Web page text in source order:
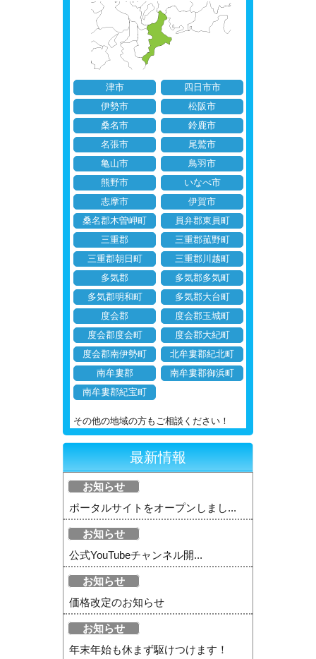
津市
四日市市
伊勢市
松阪市
桑名市
鈴鹿市
名張市
尾鷲市
亀山市
鳥羽市
熊野市
いなべ市
志摩市
伊賀市
桑名郡木曽岬町
員弁郡東員町
三重郡
三重郡菰野町
三重郡朝日町
三重郡川越町
多気郡
多気郡多気町
多気郡明和町
多気郡大台町
度会郡
度会郡玉城町
度会郡度会町
度会郡大紀町
度会郡南伊勢町
北牟婁郡紀北町
南牟婁郡
南牟婁郡御浜町
南牟婁郡紀宝町
その他の地域の方もご相談ください！
最新情報
お知らせ
ポータルサイトをオープンしまし...
お知らせ
公式YouTubeチャンネル開...
お知らせ
価格改定のお知らせ
お知らせ
年末年始も休まず駆けつけます！